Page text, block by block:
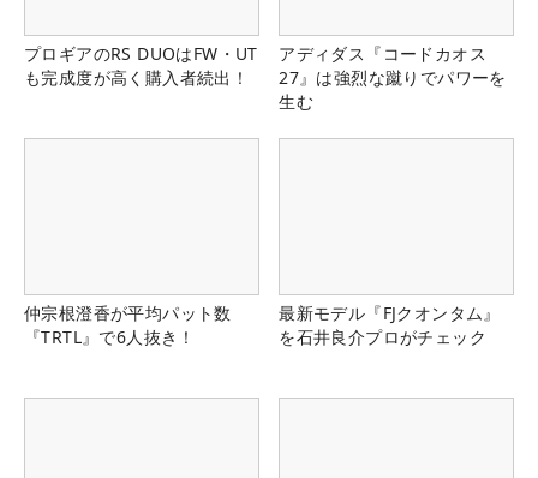
プロギアのRS DUOはFW・UT
も完成度が高く購入者続出！
アディダス『コードカオス
27』は強烈な蹴りでパワーを
生む
仲宗根澄香が平均パット数
『TRTL』で6人抜き！
最新モデル『FJクオンタム』
を石井良介プロがチェック